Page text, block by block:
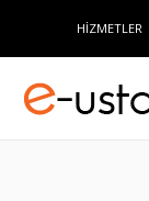
HİZMETLER